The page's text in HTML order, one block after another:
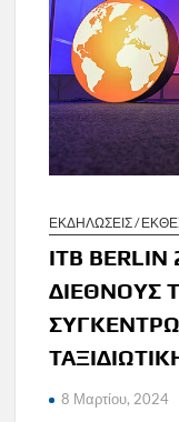
ΕΚΔΗΛΩΣΕΙΣ /
ITB
ΔΙΕΘΝΟΥΣ
8 Μαρτίου, 2024